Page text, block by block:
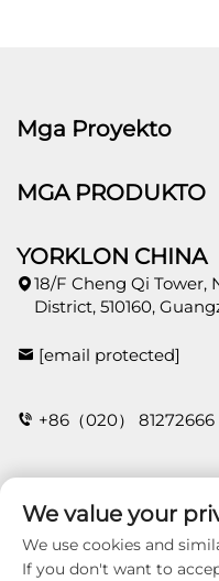
Mga Proyekto
MGA PRODUKTO
YORKLON CHINA
18/F Cheng Qi Tower,
District, 510160,
[email protected]
+86（020） 81272666
Kontak
We value your
We use cookies and
If you don't want to